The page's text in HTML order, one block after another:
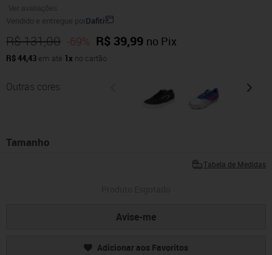
Ver avaliações
Vendido e entregue porDafiti
R$ 131,00 -69% R$ 39,99 no Pix
R$ 44,43 em até 1x no cartão
Outras cores
Tamanho
Tabela de Medidas
Avise-me
Adicionar aos Favoritos